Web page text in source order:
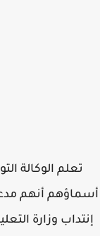
تعلم الوكالة
أنهم
وزارة